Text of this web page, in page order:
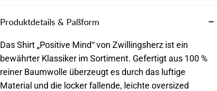
Produktdetails & Paßform
Das Shirt „Positive Mind“ von Zwillingsherz ist ein
bewährter Klassiker im Sortiment. Gefertigt aus 100 %
reiner Baumwolle überzeugt es durch das luftige
Material und die locker fallende, leichte oversized